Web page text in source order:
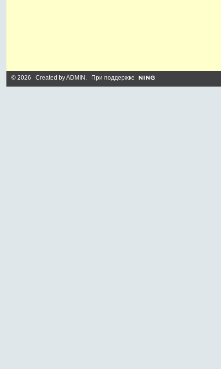
© 2026 Created byADMIN . При поддержке